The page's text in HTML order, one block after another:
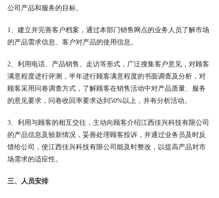
公司产品和服务的目标。
1、建立并完善客户档案，通过本部门销售网点的业务人员了解市场
的产品需求信息、客户对产品的使用信息。
2、利用电话、产品销售、走访等形式，广泛搜集客户意见，对顾客
满意程度进行评测，半年进行顾客满意程度的书面调查及分析，对
顾客采用问卷调查方式，了解顾客在销售活动中对产品质量、服务
的意见要求，问卷收回率要求达到50%以上，并有分析活动。
3、利用与顾客的相互交往，主动向顾客介绍江西佳兴科技有限公司
的产品信息及较新情况，妥善处理顾客投诉，并通过业务员及时反
馈给公司，使江西佳兴科技有限公司能及时整改，以提高产品对市
场需求的适应性。
三、人员安排